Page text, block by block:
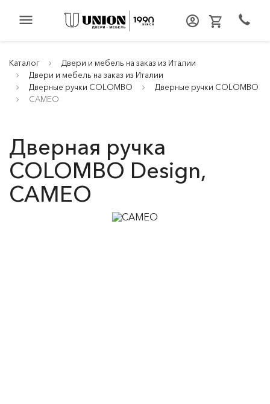
menu
Каталог
Двери и мебель на заказ из Италии
Двери и мебель на заказ из Италии
Дверные ручки COLOMBO
Дверные ручки COLOMBO
CAMEO
Дверная ручка
COLOMBO Design,
CAMEO